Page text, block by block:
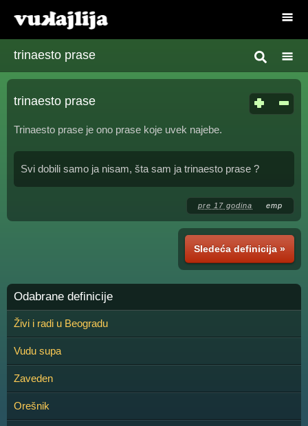
trinaesto prase
trinaesto prase
Trinaesto prase je ono prase koje uvek najebe.
Svi dobili samo ja nisam, šta sam ja trinaesto prase ?
pre 17 godina emp
Sledeća definicija »
Odabrane definicije
Živi i radi u Beogradu
Vudu supa
Zaveden
Orešnik